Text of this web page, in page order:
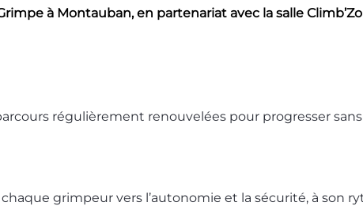
à Montauban, en partenariat avec la salle
régulièrement renouvelées pour progresser sans
grimpeur vers l’autonomie et la sécurité, à son